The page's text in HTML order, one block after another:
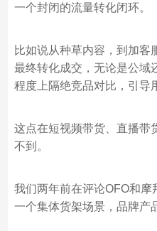
一个封闭的流量转化闭环。
比如说从种草内容，到加客
最终转化成交，无论是公域
程度上隔绝竞品对比，引导
这点在短视频带货、直播带
不到。
我们两年前在评论OFO和
一个集体货架场景，品牌产